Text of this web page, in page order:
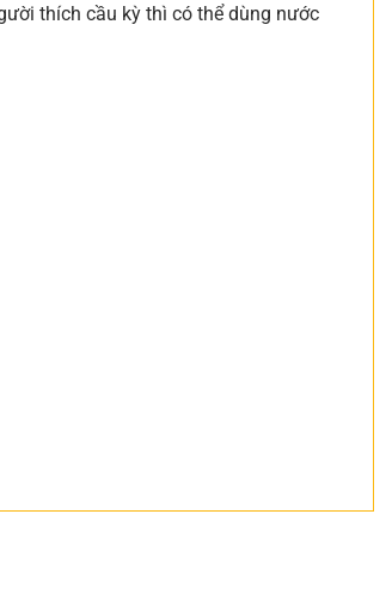
thích cầu kỳ thì có thể dùng nước